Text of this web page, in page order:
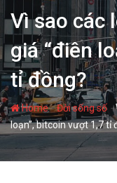
n
t
e
n
t
Vì sao các
giá “điên
tỉ đồng?
Home-Đời sống số-
loạn”, bitcoin vượt 1,7 tỉ